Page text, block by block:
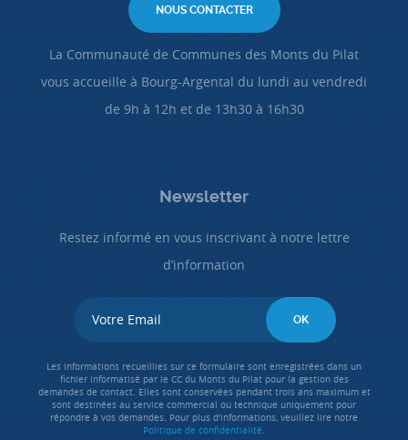
NOUS CONTACTER
La Communauté de Communes des Monts du Pilat
vous accueille à Bourg-Argental du lundi au vendredi
de 9h à 12h et de 13h30 à 16h30
Newsletter
Restez informé en vous inscrivant à notre lettre
d’information
Les informations recueillies sur ce formulaire sont enregistrées dans un
fichier informatisé par le CC du Monts du Pilat pour la gestion des
demandes de contact. Elles sont conservées pendant trois ans maximum et
sont destinées au service commercial ou technique uniquement pour
répondre à vos demandes. Pour plus d'informations, veuillez lire notre
Politique de confidentialité.